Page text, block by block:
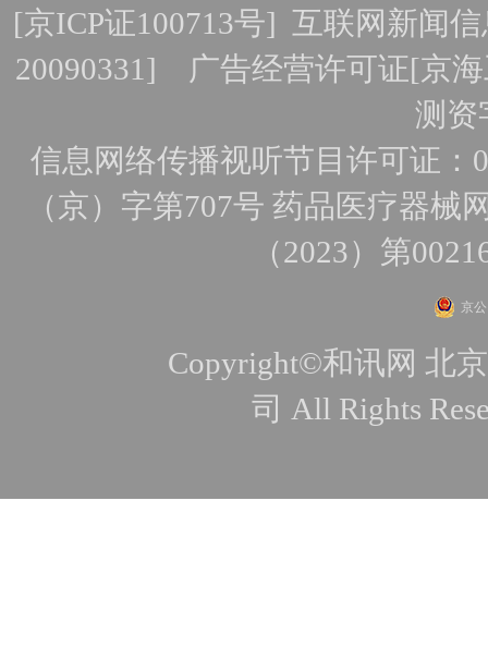
[京ICP证100713号]互联网新闻
20090331] 广告经营许可证[京
测资
信息网络传播视听节目许可证：
（京）字第707号 药品医疗器械
（2023）第
京
Copyright©和讯网 北
司 All Rights